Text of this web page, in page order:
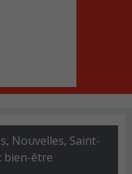
, Nouvelles, Saint-
bien-être